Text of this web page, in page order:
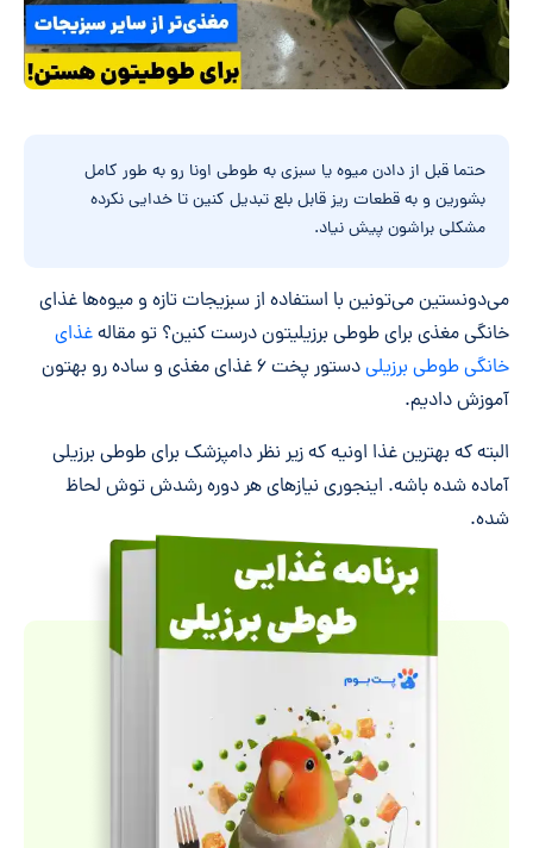
حتما قبل از دادن میوه یا سبزی به طوطی اونا رو به طور کامل
بشورین و به قطعات ریز قابل بلع تبدیل کنین تا خدایی نکرده
مشکلی براشون پیش نیاد.
می‌دونستین می‌تونین با استفاده از سبزیجات تازه و میوه‌ها غذای
خانگی مغذی برای طوطی برزیلیتون درست کنین؟ تو مقالهغذای
خانگی طوطی برزیلی
دستور پخت ۶ غذای مغذی و ساده رو بهتون
آموزش دادیم.
البته که بهترین غذا اونیه که زیر نظر دامپزشک برای طوطی برزیلی
آماده شده باشه. اینجوری نیازهای هر دوره‌ رشدش توش لحاظ
شده.